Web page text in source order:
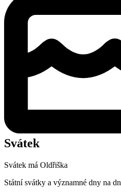
Svátek
Svátek má Oldřiška
Státní svátky a významné dny na